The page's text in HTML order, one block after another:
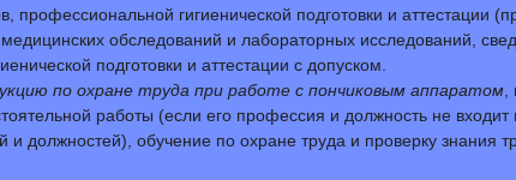
профессиональной гигиенической подготовки и аттестации
обследований и лабораторных исследований,
подготовки и аттестации с допуском.
по охране труда при работе с пончиковым аппаратом
работы (если его профессия и должность не
и должностей), обучение по охране труда и проверку